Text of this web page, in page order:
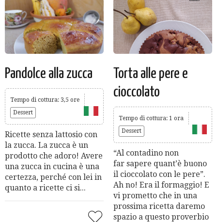
Pandolce alla zucca
Tempo di cottura: 3,5 ore
Dessert
Ricette senza lattosio con
la zucca. La zucca è un
prodotto che adoro! Avere
una zucca in cucina è una
certezza, perché con lei in
quanto a ricette ci si...
Torta alle pere e
cioccolato
Tempo di cottura: 1 ora
Dessert
“Al contadino non
far sapere quant’è buono
il cioccolato con le pere”.
Ah no! Era il formaggio! E
vi prometto che in una
prossima ricetta daremo
spazio a questo proverbio